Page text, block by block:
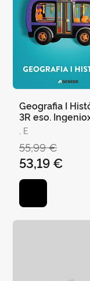
Geografia I
3R eso.
Comunitat
Valenciana
, E
55,99 €
53,19 €